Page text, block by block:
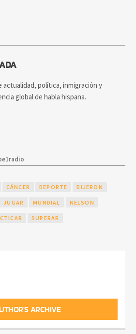
actualidad, política, inmigración y
global de habla hispana.
CÁNCER DEPORTE DIJERON
JUGAR MUNDIAL NELSON
SUPERAR
ARCHIVE